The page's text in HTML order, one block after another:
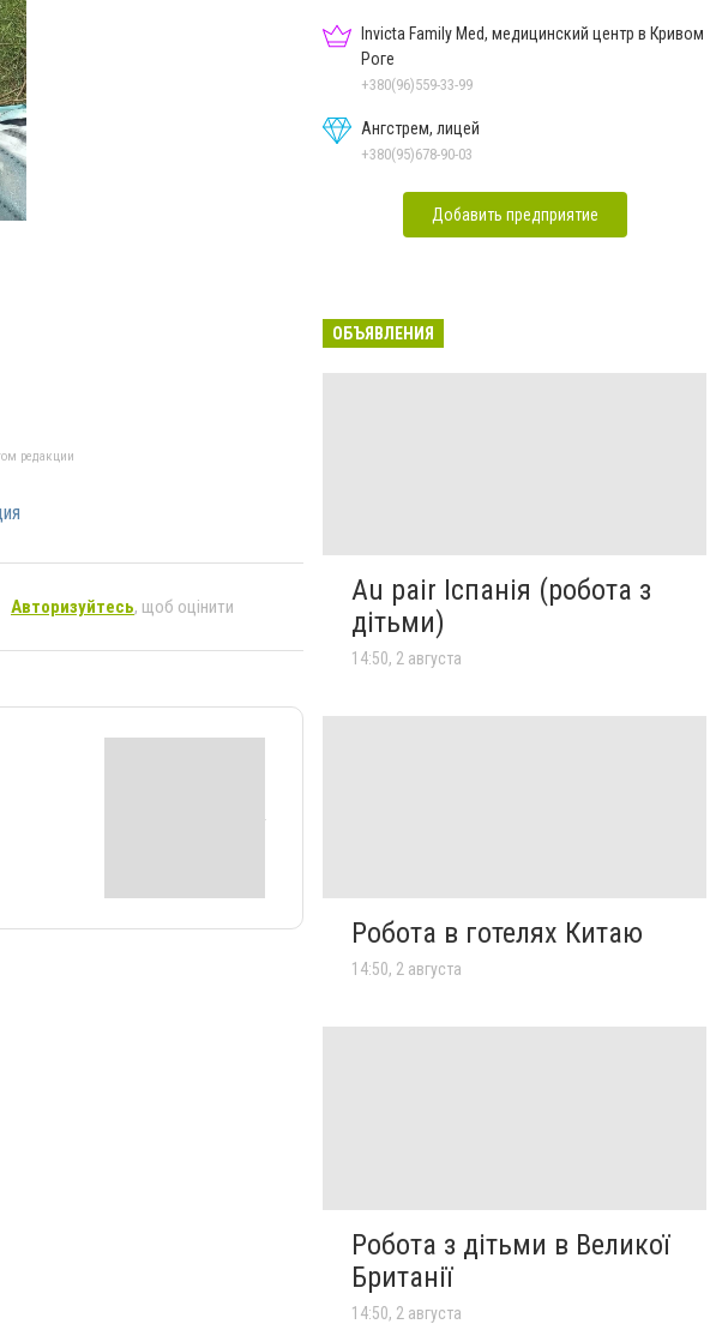
редакции
Авторизуйтесь, щоб оцінити
Invicta Family Med, медицинский центр в Кривом
Роге
+380(96)559-33-99
Ангстрем, лицей
+380(95)678-90-03
Добавить предприятие
ОБЪЯВЛЕНИЯ
Au pair Іспанія (робота з
дітьми)
14:50, 2 августа
Робота в готелях Китаю
14:50, 2 августа
Робота з дітьми в Великої
Британії
14:50, 2 августа